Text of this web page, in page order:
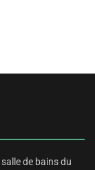
de bains du